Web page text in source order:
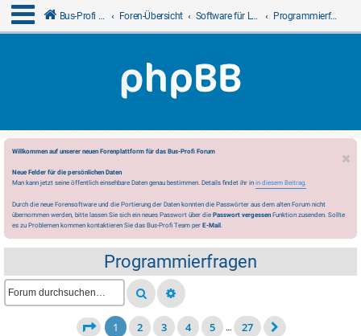
Bus-Profi GmbH Foren-Übersicht Software für LCN Programmierfragen
Willkommen auf unserer neuen Forenplattform für das Bus-Profi Forum
Neue Felder für die persönlichen Daten
Man kann jetzt seine öffentlich einsehbare Daten genau bestimmen. Details findet ihr in in diesem Beitrag.
Durch die neue Forensoftware und die Portierung der Daten konnten die Passwörter aus dem alten Forum nicht
übernommen werden, bitte lassen Sie sich ein neues Passwort über die Passwort vergessen Funktion zusenden. Sollte
es zu Problemen kommen kontaktieren Sie das Bus-Profi Team per E-Mail.
Programmierfragen
1 2 3 4 5 … 27